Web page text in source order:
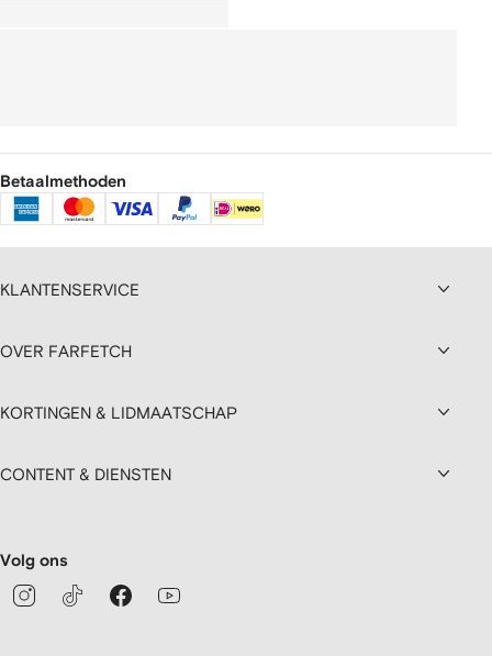
Betaalmethoden
KLANTENSERVICE
OVER FARFETCH
KORTINGEN & LIDMAATSCHAP
CONTENT & DIENSTEN
Volg ons